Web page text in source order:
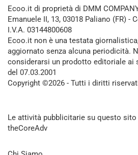
Ecoo.it di proprietà di DMM
Emanuele II, 13, 03018 Paliano (FR) -
I.V.A. 03144800608
Ecoo.it non è una testata
aggiornato senza alcuna periodicità.
considerarsi un prodotto editoriale ai
del 07.03.2001
Copyright ©2026 - Tutti i diritti
Le attività pubblicitarie su questo
theCoreAdv